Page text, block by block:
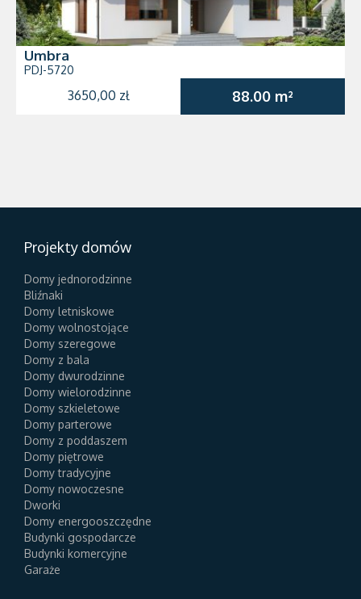
Umbra
PDJ-5720
3650,00 zł 88.00 m²
Projekty domów
Domy jednorodzinne
Bliźnaki
Domy letniskowe
Domy wolnostojące
Domy szeregowe
Domy z bala
Domy dwurodzinne
Domy wielorodzinne
Domy szkieletowe
Domy parterowe
Domy z poddaszem
Domy piętrowe
Domy tradycyjne
Domy nowoczesne
Dworki
Domy energooszczędne
Budynki gospodarcze
Budynki komercyjne
Garaże